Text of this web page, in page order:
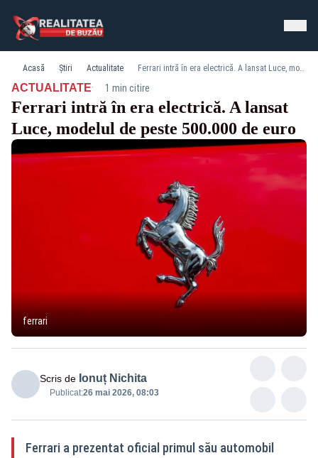
Acasă Știri Actualitate Ferrari intră în era electrică. A lansat Luce, modelul de peste 500.000 de euro
ACTUALITATE· 1 min citire
Ferrari intră în era electrică. A lansat
Luce, modelul de peste 500.000 de euro
ferrari
Scris de Ionuț Nichita
Publicat:26 mai 2026, 08:03
Ferrari a prezentat oficial primul său automobil